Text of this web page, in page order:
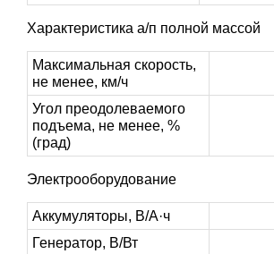
Характеристика а/п полной массой
Максимальная скорость,
не менее, км/ч
Угол преодолеваемого
подъема, не менее, %
(град)
Электрооборудование
Аккумуляторы, В/А·ч
Генератор, В/Вт